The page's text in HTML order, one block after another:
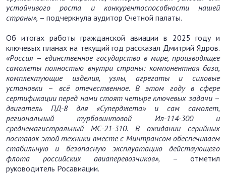
устойчивого роста и конкурентоспособности нашей
страны», – подчеркнула аудитор Счетной палаты.
Об итогах работы гражданской авиации в 2025 году и
ключевых планах на текущий год рассказал Дмитрий Ядров.
«Россия – единственное государство в мире, производящее
самолеты полностью внутри страны: компонентная база,
комплектующие изделия, узлы, агрегаты и силовые
установки – всё отечественное. В этом году в сфере
сертификации перед нами стоят четыре ключевых задачи –
двигатель ПД-8 для «Суперджета» и сам самолет,
региональный турбовинтовой Ил-114-300 и
среднемагистральный МС-21-310. В ожидании серийных
поставок этой техники вместе с Минтрансом обеспечиваем
стабильную и безопасную эксплуатацию действующего
флота российских авиаперевозчиков»,
– отметил
руководитель Росавиации.